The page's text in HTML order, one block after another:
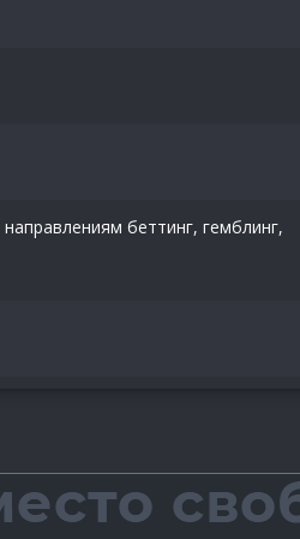
беттинг, гемблинг,